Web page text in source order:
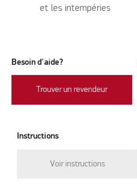
et les intempéries
Besoin d'aide?
Trouver un revendeur
Instructions
Voir instructions